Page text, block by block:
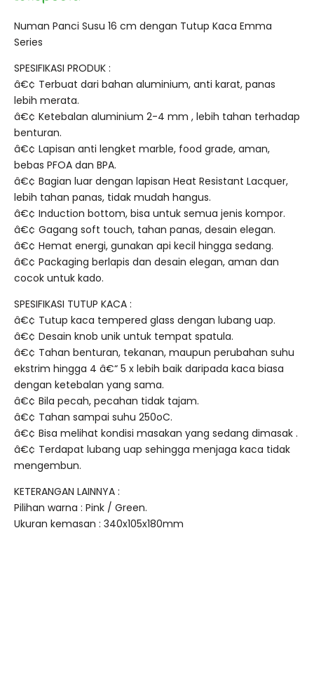
Numan Panci Susu 16 cm dengan Tutup Kaca Emma
Series
SPESIFIKASI PRODUK :
â€¢ Terbuat dari bahan aluminium, anti karat, panas
lebih merata.
â€¢ Ketebalan aluminium 2-4 mm , lebih tahan terhadap
benturan.
â€¢ Lapisan anti lengket marble, food grade, aman,
bebas PFOA dan BPA.
â€¢ Bagian luar dengan lapisan Heat Resistant Lacquer,
lebih tahan panas, tidak mudah hangus.
â€¢ Induction bottom, bisa untuk semua jenis kompor.
â€¢ Gagang soft touch, tahan panas, desain elegan.
â€¢ Hemat energi, gunakan api kecil hingga sedang.
â€¢ Packaging berlapis dan desain elegan, aman dan
cocok untuk kado.
SPESIFIKASI TUTUP KACA :
â€¢ Tutup kaca tempered glass dengan lubang uap.
â€¢ Desain knob unik untuk tempat spatula.
â€¢ Tahan benturan, tekanan, maupun perubahan suhu
ekstrim hingga 4 â€“ 5 x lebih baik daripada kaca biasa
dengan ketebalan yang sama.
â€¢ Bila pecah, pecahan tidak tajam.
â€¢ Tahan sampai suhu 250oC.
â€¢ Bisa melihat kondisi masakan yang sedang dimasak .
â€¢ Terdapat lubang uap sehingga menjaga kaca tidak
mengembun.
KETERANGAN LAINNYA :
Pilihan warna : Pink / Green.
Ukuran kemasan : 340x105x180mm